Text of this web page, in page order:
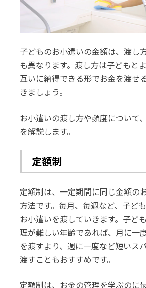
子どものお小遣いの金額は、渡し
も異なります。渡し方は子どもと
互いに納得できる形でお金を渡せ
きましょう。
お小遣いの渡し方や頻度について
を解説します。
定額制
定額制は、一定期間に同じ金額の
方法です。毎月、毎週など、子ど
お小遣いを渡していきます。子ど
理が難しい年齢であれば、月に一
を渡すより、週に一度など短いス
渡すこともおすすめです。
定額制は、お金の管理を学ぶのに